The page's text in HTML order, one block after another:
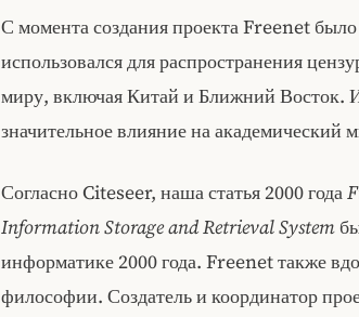
С момента создания проекта Freenet
использовался для распространения
миру, включая Китай и Ближний Восток.
значительное влияние на академический
Согласно Citeseer, наша статья 2000 года
Information Storage and Retrieval System
информатике 2000 года. Freenet также
философии. Создатель и координатор